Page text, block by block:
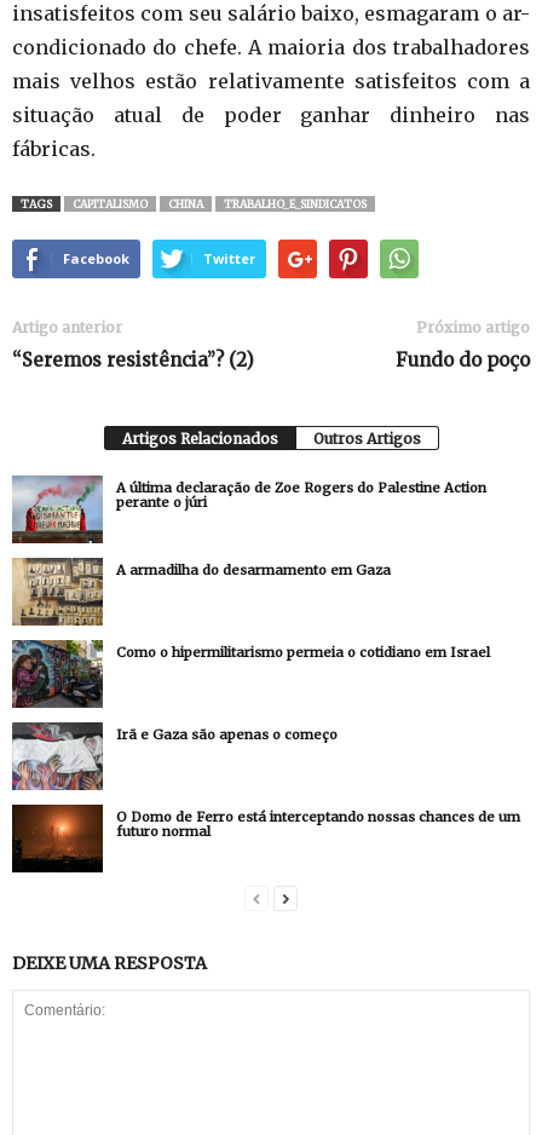
insatisfeitos com seu salário baixo, esmagaram o ar-
condicionado do chefe. A maioria dos trabalhadores
mais velhos estão relativamente satisfeitos com a
situação atual de poder ganhar dinheiro nas
fábricas.
TAGS CAPITALISMO CHINA TRABALHO_E_SINDICATOS
Facebook Twitter
Artigo anterior
“Seremos resistência”? (2)
Próximo artigo
Fundo do poço
Artigos Relacionados Outros Artigos
A última declaração de Zoe Rogers do Palestine Action
perante o júri
A armadilha do desarmamento em Gaza
Como o hipermilitarismo permeia o cotidiano em Israel
Irã e Gaza são apenas o começo
O Domo de Ferro está interceptando nossas chances de um
futuro normal
DEIXE UMA RESPOSTA